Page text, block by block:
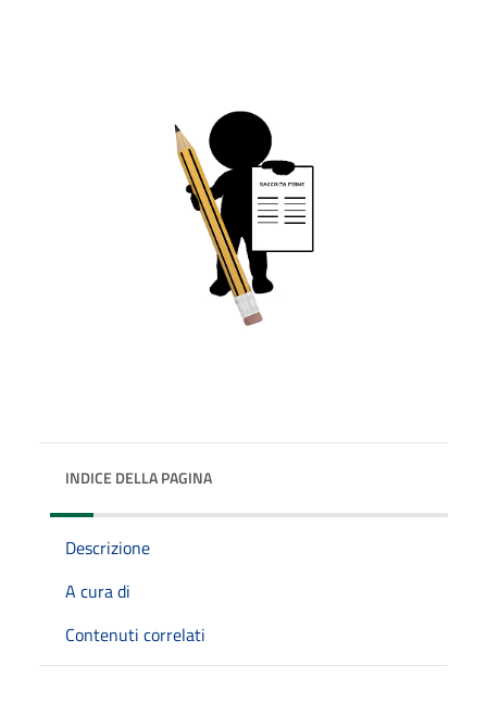
INDICE DELLA PAGINA
Descrizione
A cura di
Contenuti correlati